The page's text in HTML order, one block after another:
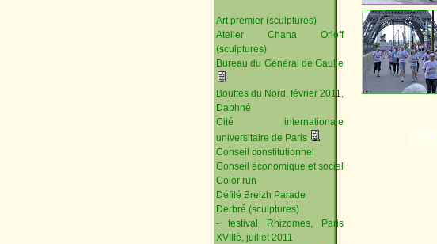
Art premier (sculptures)
Atelier Chana Orloff
(sculptures)
Bureau du Général de Gaulle
Bouffes du Nord, février 2011,
Daphné
Cité internationale
universitaire de Paris
Conseil constitutionnel
Conseil économique et social
Color run
Défilé Breizh Parade
Derbré (sculptures)
- festival Rhizomes, Paris
XVIIIè, juillet 2011